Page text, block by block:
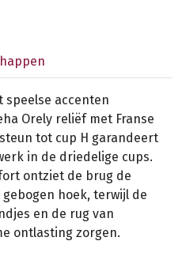
speelse accenten
Orely reliëf met Franse
tot cup H garandeert
in de driedelige cups.
ontziet de brug de
hoek, terwijl de
en de rug van
ontlasting zorgen.